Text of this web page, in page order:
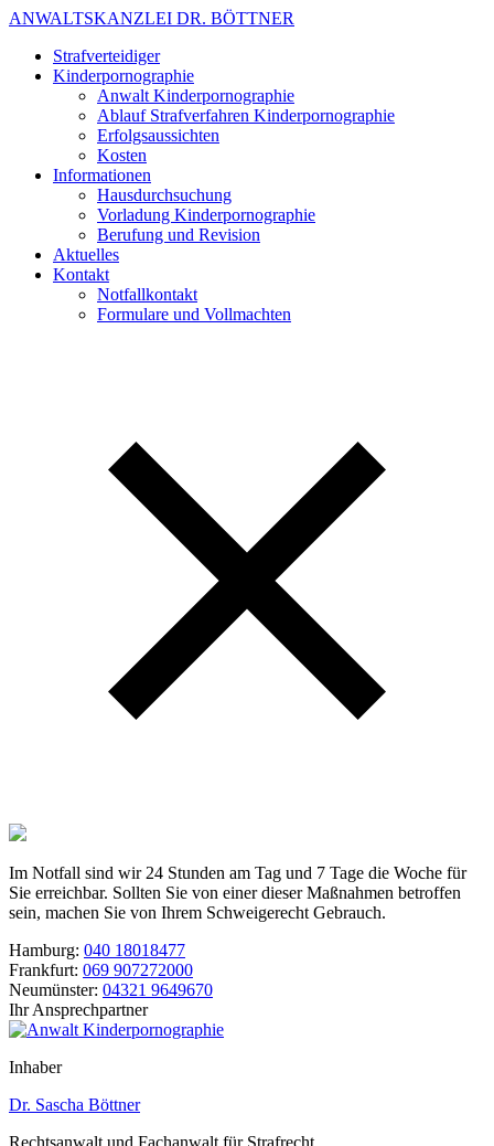
ANWALTSKANZLEI DR. BÖTTNER
Strafverteidiger
Kinderpornographie
Anwalt Kinderpornographie
Ablauf Strafverfahren Kinderpornographie
Erfolgsaussichten
Kosten
Informationen
Hausdurchsuchung
Vorladung Kinderpornographie
Berufung und Revision
Aktuelles
Kontakt
Notfallkontakt
Formulare und Vollmachten
Im Notfall sind wir 24 Stunden am Tag und 7 Tage die Woche für
Sie erreichbar. Sollten Sie von einer dieser Maßnahmen betroffen
sein, machen Sie von Ihrem Schweigerecht Gebrauch.
Hamburg: 040 18018477
Frankfurt: 069 907272000
Neumünster: 04321 9649670
Ihr Ansprechpartner
Inhaber
Dr. Sascha Böttner
Rechtsanwalt und Fachanwalt für Strafrecht